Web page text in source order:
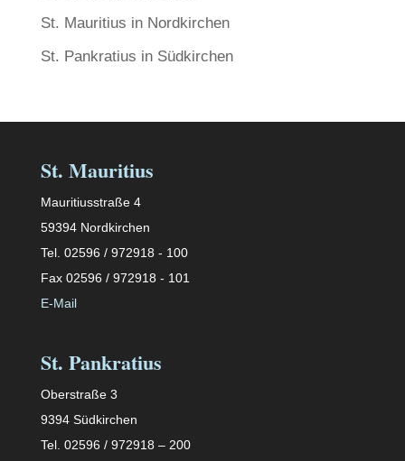
St. Mauritius in Nordkirchen
St. Pankratius in Südkirchen
St. Mauritius
Mauritiusstraße 4
59394 Nordkirchen
Tel. 02596 / 972918 - 100
Fax 02596 / 972918 - 101
E-Mail
St. Pankratius
Oberstraße 3
9394 Südkirchen
Tel. 02596 / 972918 – 200